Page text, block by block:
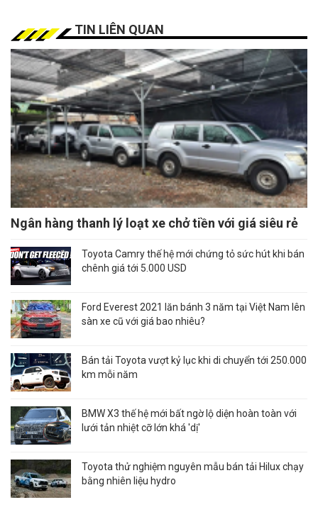
TIN LIÊN QUAN
Ngân hàng thanh lý loạt xe chở tiền với giá siêu rẻ
Toyota Camry thế hệ mới chứng tỏ sức hút khi bán
chênh giá tới 5.000 USD
Ford Everest 2021 lăn bánh 3 năm tại Việt Nam lên
sàn xe cũ với giá bao nhiêu?
Bán tải Toyota vượt kỷ lục khi di chuyển tới 250.000
km mỗi năm
BMW X3 thế hệ mới bất ngờ lộ diện hoàn toàn với
lưới tản nhiệt cỡ lớn khá 'dị'
Toyota thử nghiệm nguyên mẫu bán tải Hilux chạy
bằng nhiên liệu hydro